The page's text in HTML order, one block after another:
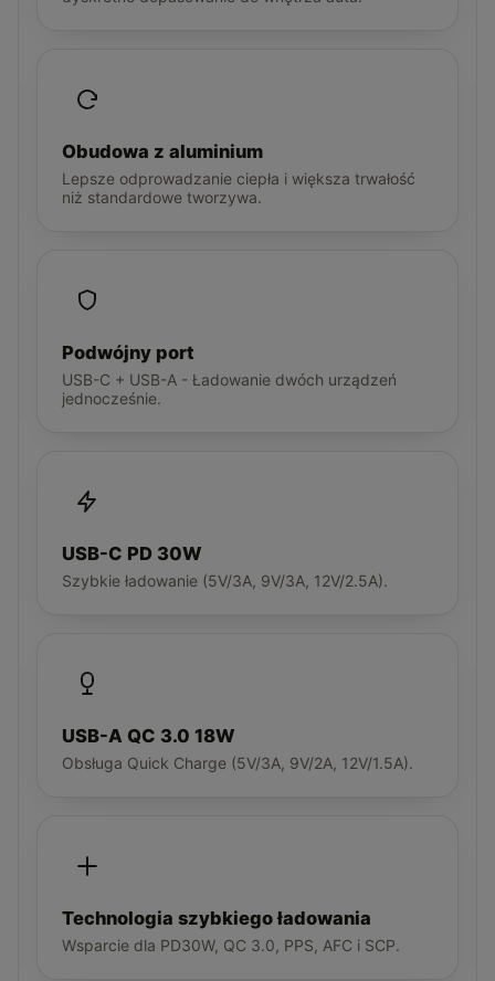
Obudowa z aluminium
Lepsze odprowadzanie ciepła i większa trwałość
niż standardowe tworzywa.
Podwójny port
USB-C + USB-A - Ładowanie dwóch urządzeń
jednocześnie.
USB-C PD 30W
Szybkie ładowanie (5V/3A, 9V/3A, 12V/2.5A).
USB-A QC 3.0 18W
Obsługa Quick Charge (5V/3A, 9V/2A, 12V/1.5A).
Technologia szybkiego ładowania
Wsparcie dla PD30W, QC 3.0, PPS, AFC i SCP.